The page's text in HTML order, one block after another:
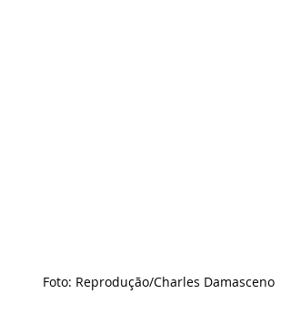
Foto: Reprodução/Charles Damasceno